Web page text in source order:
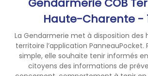
Haute-Charente -
La Gendarmerie met à disposition des
territoire l’application PanneauPocket.
simple, elle souhaite tenir informés
citoyens des informations de
venir des incendies qui
sévissent en Gironde, en
sens des vents.
➡️ Sauf urgence, ne sur-
sollicitez pas les numéros